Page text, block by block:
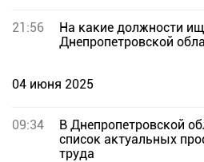
21:56
На какие должности
Днепропетровской
04 июня 2025
09:34
В Днепропетровской
список актуальных
труда